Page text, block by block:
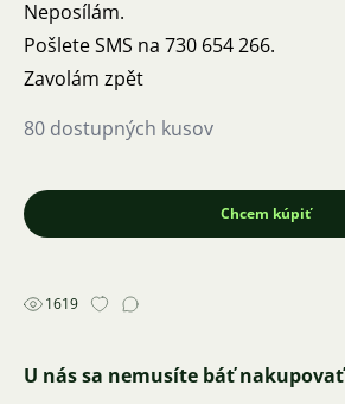
Neposílám.
Pošlete SMS na 730 654 266.
Zavolám zpět
80 dostupných kusov
Chcem kúpiť
1619
U nás sa nemusíte báť nakupovať